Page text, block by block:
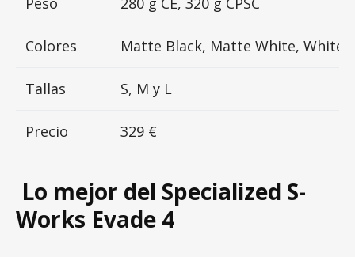
Colores Matte Black, Matte White, White/
Tallas S, M y L
Precio 329 €
Lo mejor del Specialized S-
Works Evade 4